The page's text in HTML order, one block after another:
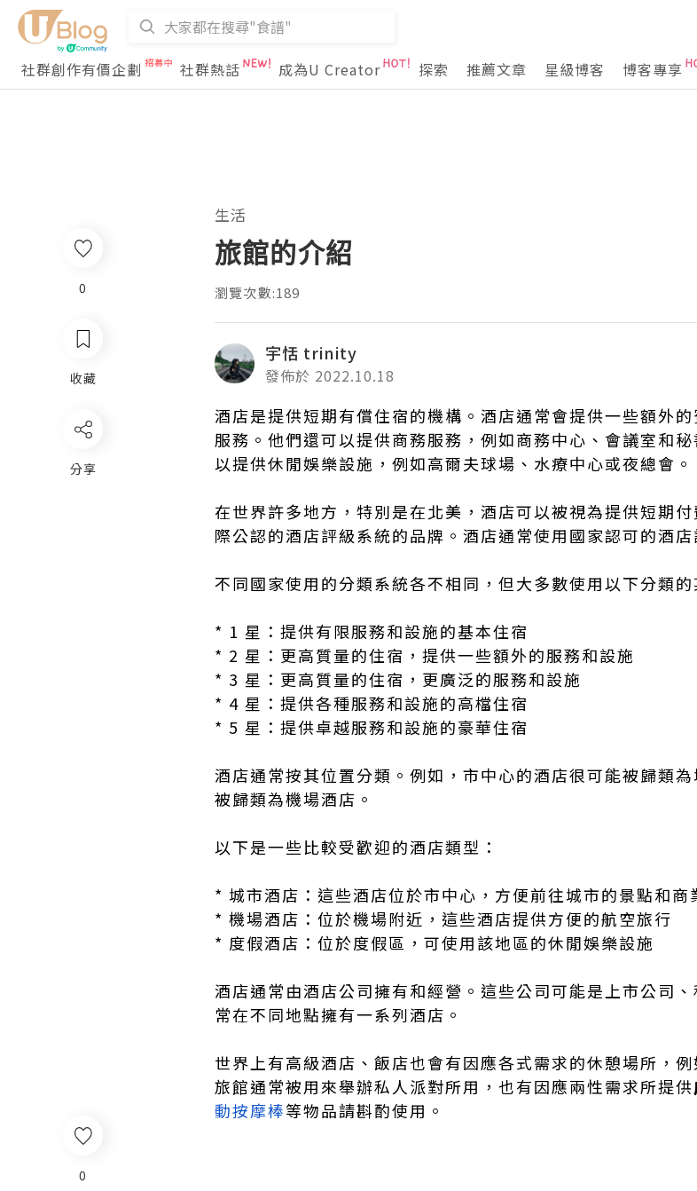
社群創作有價企劃
社群熱話 成為U Creator 探索 推薦文章 星級博客 博客專享
0
生活
旅館的介紹
瀏覽次數:189
宇恬 trinity
發佈於 2022.10.18
酒店是提供短期有償住宿的機構。酒店通常會提供一些額外
服務。他們還可以提供商務服務，例如商務中心、會議室和
以提供休閒娛樂設施，例如高爾夫球場、水療中心或夜總會。
在世界許多地方，特別是在北美，酒店可以被視為提供短期
際公認的酒店評級系統的品牌。酒店通常使用國家認可的酒店
不同國家使用的分類系統各不相同，但大多數使用以下分類的
* 1 星：提供有限服務和設施的基本住宿
* 2 星：更高質量的住宿，提供一些額外的服務和設施
* 3 星：更高質量的住宿，更廣泛的服務和設施
* 4 星：提供各種服務和設施的高檔住宿
* 5 星：提供卓越服務和設施的豪華住宿
酒店通常按其位置分類。例如，市中心的酒店很可能被歸類
被歸類為機場酒店。
以下是一些比較受歡迎的酒店類型：
* 城市酒店：這些酒店位於市中心，方便前往城市的景點和商
* 機場酒店：位於機場附近，這些酒店提供方便的航空旅行
* 度假酒店：位於度假區，可使用該地區的休閒娛樂設施
酒店通常由酒店公司擁有和經營。這些公司可能是上市公司
常在不同地點擁有一系列酒店。
世界上有高級酒店、飯店也會有因應各式需求的休憩場所，例
旅館通常被用來舉辦私人派對所用，也有因應兩性需求所提供
動按摩棒等物品請斟酌使用。
0
收藏
分享